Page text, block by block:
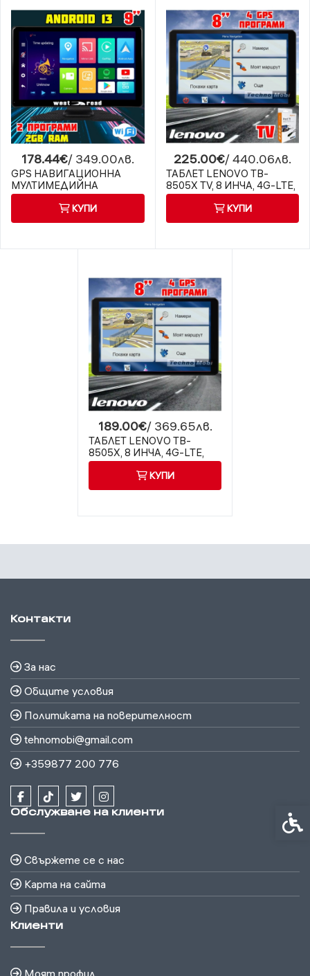
178.44€/ 349.00лв.
GPS НАВИГАЦИОННА
МУЛТИМЕДИЙНА
СИСТЕМА WEST ROAD
WR-A99SS, 9 ИНЧА,
ANDROID 13, WI-FI, QUAD
КУПИ
225.00€/ 440.06лв.
ТАБЛЕТ LENOVO TB-
8505X TV, 8 ИНЧА, 4G-LTE,
НАВИГАЦИЯ ЕВРОПА, TV
КУПИ
189.00€/ 369.65лв.
ТАБЛЕТ LENOVO TB-
8505X, 8 ИНЧА, 4G-LTE,
НАВИГАЦИЯ ЕВРОПА
КУПИ
Контакти
За нас
Общите условия
Политиката на поверителност
tehnomobi@gmail.com
+359877 200 776
Обслужване на клиенти
Свържете се с нас
Карта на сайта
Правила и условия
Клиенти
Моят профил